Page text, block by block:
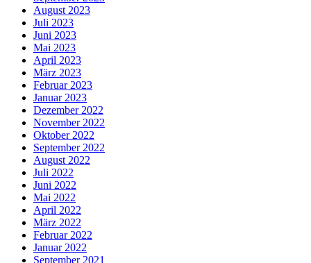
August 2023
Juli 2023
Juni 2023
Mai 2023
April 2023
März 2023
Februar 2023
Januar 2023
Dezember 2022
November 2022
Oktober 2022
September 2022
August 2022
Juli 2022
Juni 2022
Mai 2022
April 2022
März 2022
Februar 2022
Januar 2022
September 2021